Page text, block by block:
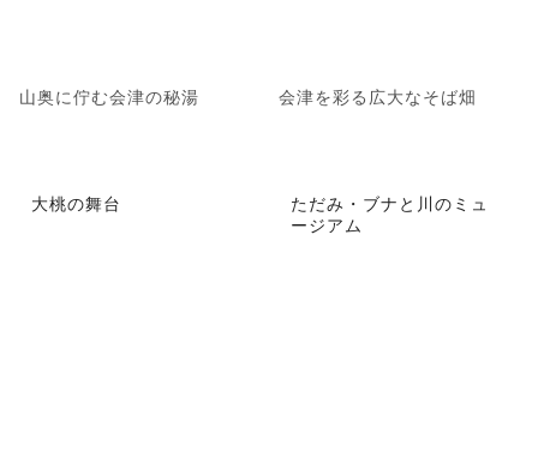
山奥に佇む会津の秘湯 会津を彩る広大なそば畑
大桃の舞台
ただみ・ブナと川のミュ
ージアム